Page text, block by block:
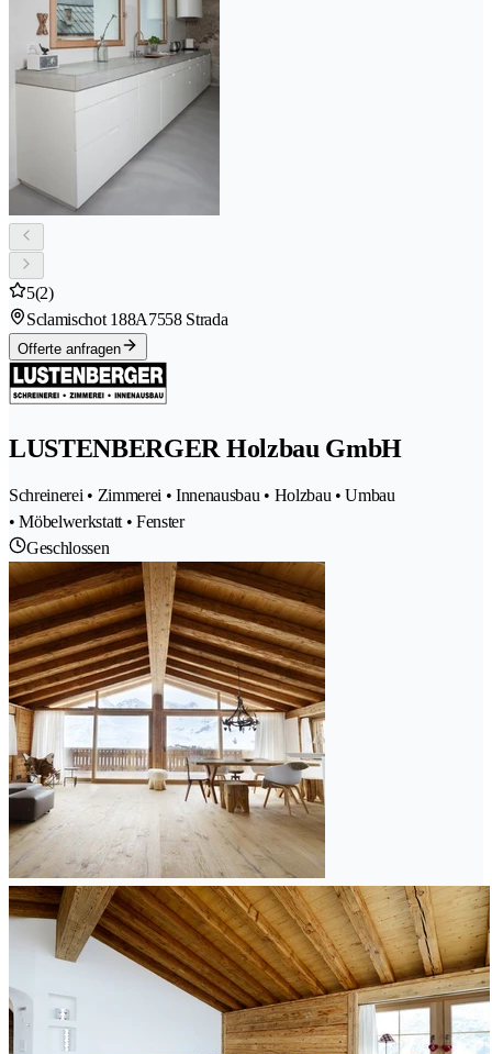
5(2)
Sclamischot 188A7558 Strada
Offerte anfragen
LUSTENBERGER Holzbau GmbH
Schreinerei • Zimmerei • Innenausbau • Holzbau • Umbau
• Möbelwerkstatt • Fenster
Geschlossen